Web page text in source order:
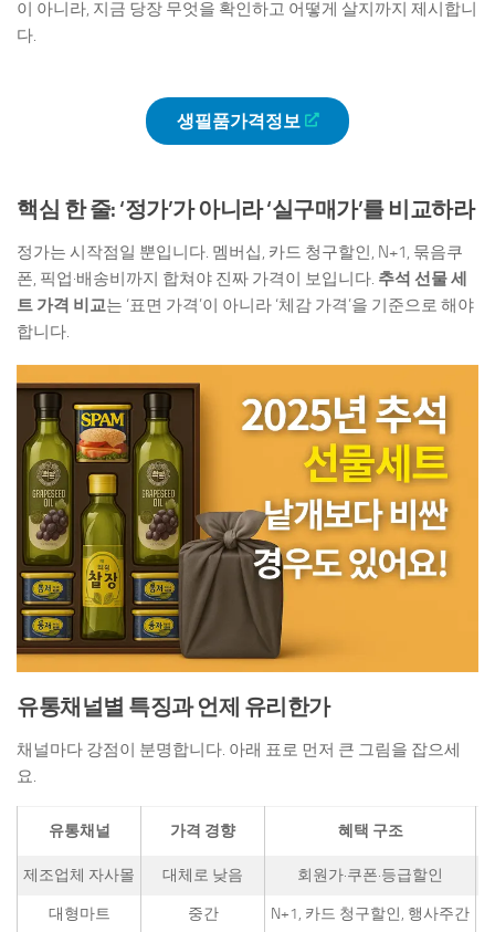
이 아니라, 지금 당장 무엇을 확인하고 어떻게 살지까지 제시합니
다.
생필품가격정보
핵심 한 줄: ‘정가’가 아니라 ‘실구매가’를 비교하라
정가는 시작점일 뿐입니다. 멤버십, 카드 청구할인, N+1, 묶음쿠
폰, 픽업·배송비까지 합쳐야 진짜 가격이 보입니다. 추석 선물 세
트 가격 비교는 ‘표면 가격’이 아니라 ‘체감 가격’을 기준으로 해야
합니다.
유통채널별 특징과 언제 유리한가
채널마다 강점이 분명합니다. 아래 표로 먼저 큰 그림을 잡으세
요.
유통채널 가격 경향 혜택 구조
제조업체 자사몰 대체로 낮음 회원가·쿠폰·등급할인
대형마트 중간 N+1, 카드 청구할인, 행사주간